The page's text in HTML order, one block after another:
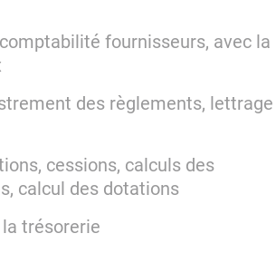
fournisseurs, avec la
des règlements, lettrage
cessions, calculs des
calcul des dotations
trésorerie